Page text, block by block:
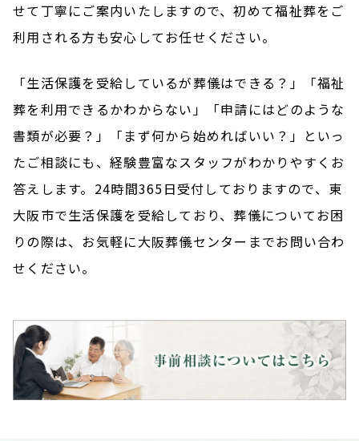
せて丁寧にご案内いたしますので、初めて福祉葬をご
利用される方も安心してお任せください。
「生活保護を受給しているが葬儀はできる？」「福祉
葬を利用できるかわからない」「申請にはどのような
書類が必要？」「まず何から始めればいい？」といっ
たご相談にも、経験豊富なスタッフがわかりやすくお
答えします。24時間365日受付しておりますので、東
大阪市で生活保護を受給しており、葬儀についてお困
りの際は、お気軽に大阪葬儀センターまでお問い合わ
せください。